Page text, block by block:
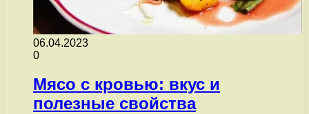
06.04.2023
0
Мясо с кровью: вкус и
полезные свойства